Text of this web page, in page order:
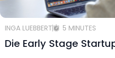
INGA LUEBBERT 5 MINUTES
Die Early Stage